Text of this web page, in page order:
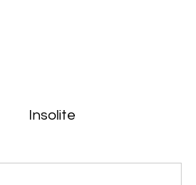
Insolite